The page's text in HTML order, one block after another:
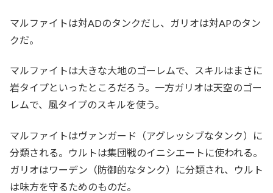
マルファイトは対ADのタンクだし、ガリオは対APのタン
クだ。
マルファイトは大きな大地のゴーレムで、スキルはまさに
岩タイプといったところだろう。一方ガリオは天空のゴー
レムで、風タイプのスキルを使う。
マルファイトはヴァンガード（アグレッシブなタンク）に
分類される。ウルトは集団戦のイニシエートに使われる。
ガリオはワーデン（防御的なタンク）に分類され、ウルト
は味方を守るためのものだ。